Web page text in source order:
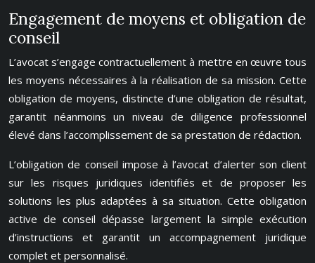
Engagement de moyens et obligation de
conseil
L’avocat s’engage contractuellement à mettre en œuvre tous
les moyens nécessaires à la réalisation de sa mission. Cette
obligation de moyens, distincte d’une obligation de résultat,
garantit néanmoins un niveau de diligence professionnel
élevé dans l’accomplissement de sa prestation de rédaction.
L’obligation de conseil impose à l’avocat d’alerter son client
sur les risques juridiques identifiés et de proposer les
solutions les plus adaptées à sa situation. Cette obligation
active de conseil dépasse largement la simple exécution
d’instructions et garantit un accompagnement juridique
complet et personnalisé.